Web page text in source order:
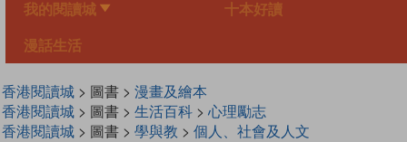
我的閱讀城 十本好讀
漫話生活
香港閱讀城> 圖書 > 漫畫及繪本
香港閱讀城> 圖書 > 生活百科> 心理勵志
香港閱讀城> 圖書 > 學與教 > 個人、社會及人文